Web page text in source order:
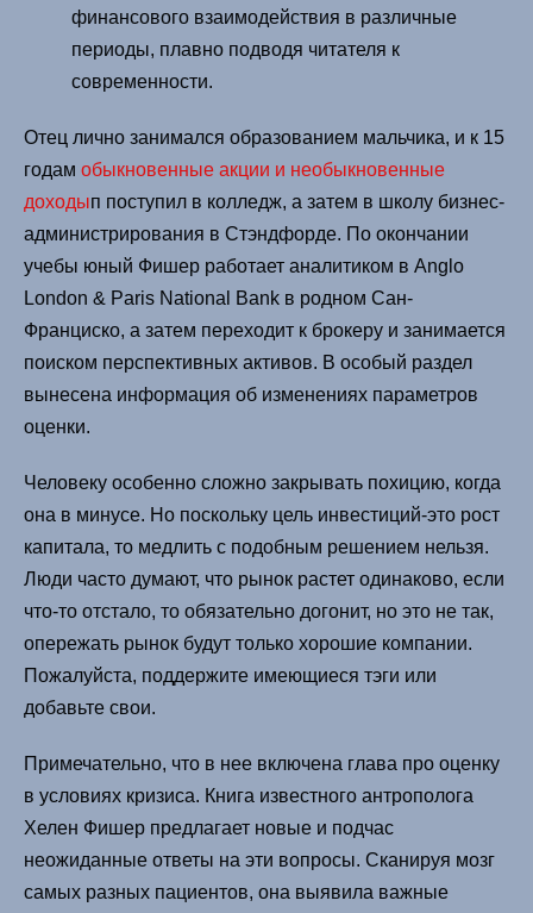
финансового взаимодействия в различные
периоды, плавно подводя читателя к
современности.
Отец лично занимался образованием мальчика, и к 15
годам обыкновенные акции и необыкновенные
доходып поступил в колледж, а затем в школу бизнес-
администрирования в Стэндфорде. По окончании
учебы юный Фишер работает аналитиком в Anglo
London & Paris National Bank в родном Сан-
Франциско, а затем переходит к брокеру и занимается
поиском перспективных активов. В особый раздел
вынесена информация об изменениях параметров
оценки.
Человеку особенно сложно закрывать похицию, когда
она в минусе. Но поскольку цель инвестиций-это рост
капитала, то медлить с подобным решением нельзя.
Люди часто думают, что рынок растет одинаково, если
что-то отстало, то обязательно догонит, но это не так,
опережать рынок будут только хорошие компании.
Пожалуйста, поддержите имеющиеся тэги или
добавьте свои.
Примечательно, что в нее включена глава про оценку
в условиях кризиса. Книга известного антрополога
Хелен Фишер предлагает новые и подчас
неожиданные ответы на эти вопросы. Сканируя мозг
самых разных пациентов, она выявила важные